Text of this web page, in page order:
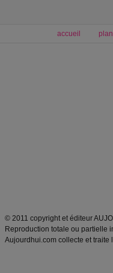
accueil
© 2011 copyright et éditeur
Reproduction totale ou partielle
Aujourdhui.com collecte et